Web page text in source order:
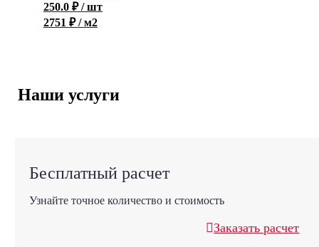
250.0 ₽ / шт
2751 ₽ / м2
Наши услуги
Бесплатный расчет
Узнайте точное количество и стоимость
Заказать расчет